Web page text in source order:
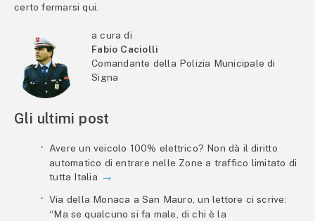
certo fermarsi qui.
a cura di
Fabio Caciolli
Comandante della Polizia Municipale di
Signa
Gli ultimi post
Avere un veicolo 100% elettrico? Non dà il diritto
automatico di entrare nelle Zone a traffico limitato di
tutta Italia
Via della Monaca a San Mauro, un lettore ci scrive:
“Ma se qualcuno si fa male, di chi è la